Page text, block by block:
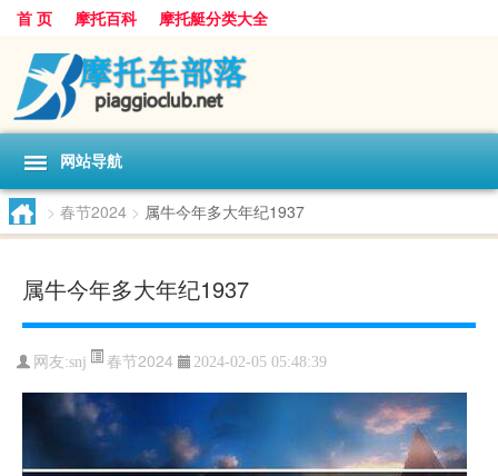
首 页 摩托百科 摩托艇分类大全
网站导航
> 春节2024 > 属牛今年多大年纪1937
属牛今年多大年纪1937
网友:snj 春节2024 2024-02-05 05:48:39